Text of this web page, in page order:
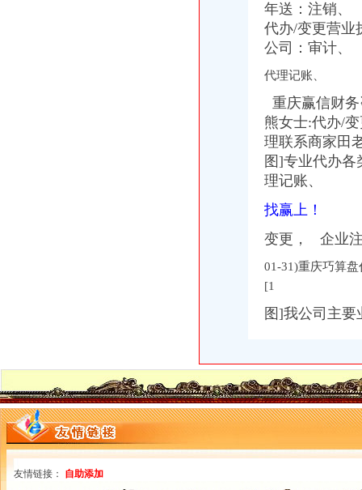
年送：注销、
代办/变更营业
公司：审计、
代理记账、
重庆赢信财
熊女士:代办/
理联系商家田
图]专业代办
理记账、
找赢上！
变更， 企业
01-31)重庆巧算
[1
图]我公司主要
友情链接： 自助添加